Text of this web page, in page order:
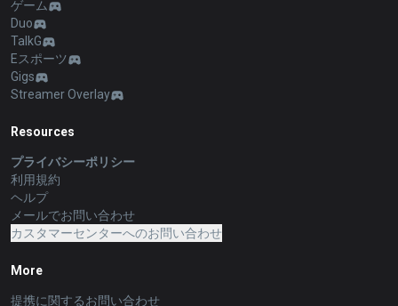
ゲーム
Duo
TalkG
Eスポーツ
Gigs
Streamer Overlay
Resources
プライバシーポリシー
利用規約
ヘルプ
メールでお問い合わせ
カスタマーセンターへのお問い合わせ
More
提携に関するお問い合わせ